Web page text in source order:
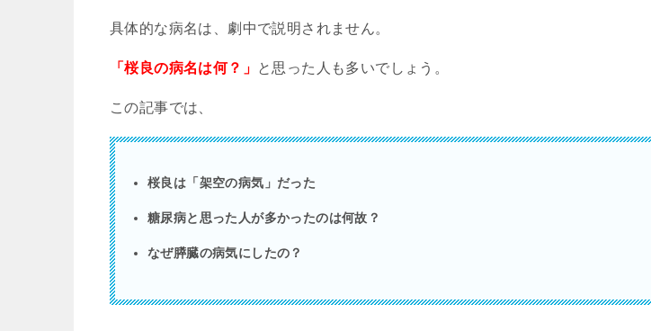
具体的な病名は、劇中で説明されません。
「桜良の病名は何？」 と思った人も多いでしょう。
この記事では、
桜良は「架空の病気」だった
糖尿病と思った人が多かったのは何故？
なぜ膵臓の病気にしたの？